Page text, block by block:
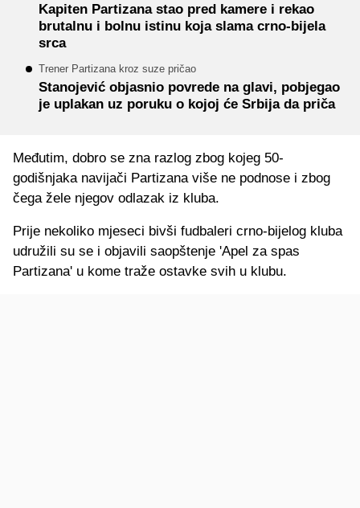
Kapiten Partizana stao pred kamere i rekao
brutalnu i bolnu istinu koja slama crno-bijela
srca
Trener Partizana kroz suze pričao
Stanojević objasnio povrede na glavi, pobjegao
je uplakan uz poruku o kojoj će Srbija da priča
Međutim, dobro se zna razlog zbog kojeg 50-
godišnjaka navijači Partizana više ne podnose i zbog
čega žele njegov odlazak iz kluba.
Prije nekoliko mjeseci bivši fudbaleri crno-bijelog kluba
udružili su se i objavili saopštenje 'Apel za spas
Partizana' u kome traže ostavke svih u klubu.